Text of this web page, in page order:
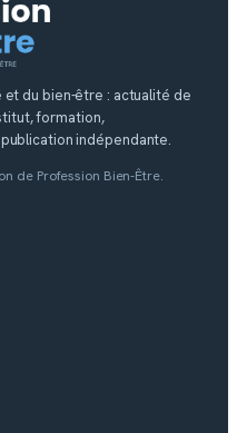
du bien-être : actualité de
formation,
indépendante.
de Profession Bien-Être.